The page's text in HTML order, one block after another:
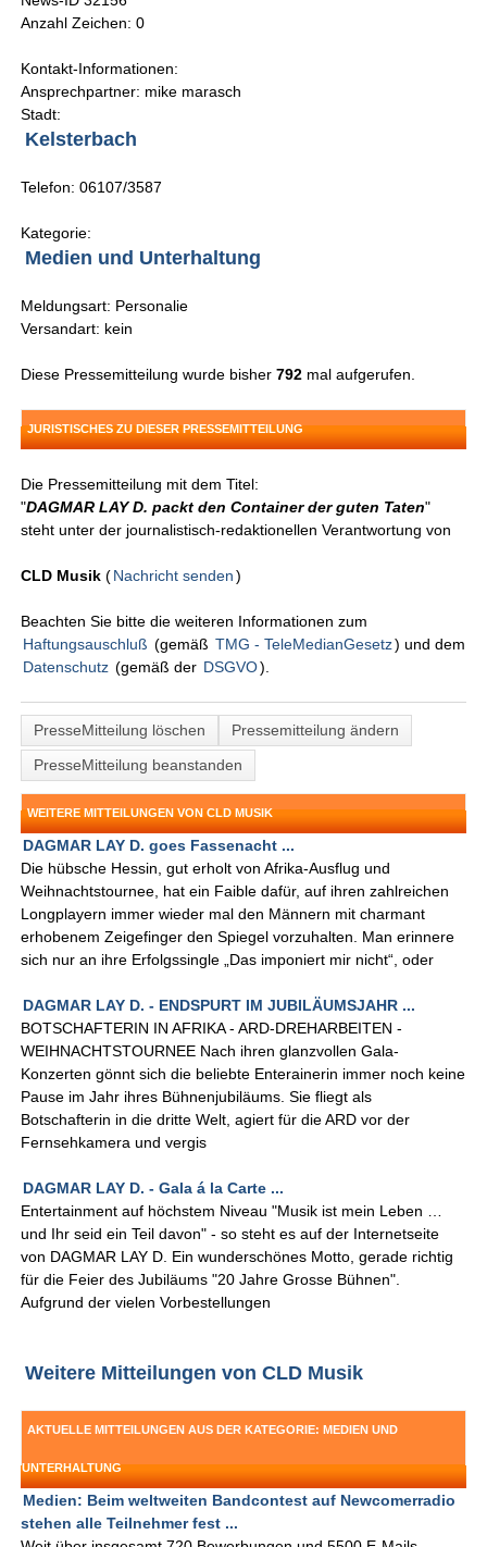
Anzahl Zeichen: 0
Kontakt-Informationen:
Ansprechpartner: mike marasch
Stadt:
Kelsterbach
Telefon: 06107/3587
Kategorie:
Medien und Unterhaltung
Meldungsart: Personalie
Versandart: kein
Diese Pressemitteilung wurde bisher792 mal aufgerufen.
JURISTISCHES ZU DIESER PRESSEMITTEILUNG
Die Pressemitteilung mit dem Titel:
"DAGMAR LAY D. packt den Container der guten Taten"
steht unter der journalistisch-redaktionellen Verantwortung von
CLD Musik (Nachricht senden )
Beachten Sie bitte die weiteren Informationen zum
Haftungsauschluß (gemäß TMG - TeleMedianGesetz) und dem
Datenschutz (gemäß der DSGVO).
PresseMitteilung löschen
Pressemitteilung ändern
PresseMitteilung beanstanden
WEITERE MITTEILUNGEN VON CLD MUSIK
DAGMAR LAY D. goes Fassenacht ...
Die hübsche Hessin, gut erholt von Afrika-Ausflug und
Weihnachtstournee, hat ein Faible dafür, auf ihren zahlreichen
Longplayern immer wieder mal den Männern mit charmant
erhobenem Zeigefinger den Spiegel vorzuhalten. Man erinnere
sich nur an ihre Erfolgssingle „Das imponiert mir nicht“, oder
DAGMAR LAY D. - ENDSPURT IM JUBILÄUMSJAHR ...
BOTSCHAFTERIN IN AFRIKA - ARD-DREHARBEITEN -
WEIHNACHTSTOURNEE Nach ihren glanzvollen Gala-
Konzerten gönnt sich die beliebte Enterainerin immer noch keine
Pause im Jahr ihres Bühnenjubiläums. Sie fliegt als
Botschafterin in die dritte Welt, agiert für die ARD vor der
Fernsehkamera und vergis
DAGMAR LAY D. - Gala á la Carte ...
Entertainment auf höchstem Niveau "Musik ist mein Leben …
und Ihr seid ein Teil davon" - so steht es auf der Internetseite
von DAGMAR LAY D. Ein wunderschönes Motto, gerade richtig
für die Feier des Jubiläums "20 Jahre Grosse Bühnen".
Aufgrund der vielen Vorbestellungen
Weitere Mitteilungen von CLD Musik
AKTUELLE MITTEILUNGEN AUS DER KATEGORIE: MEDIEN UND
UNTERHALTUNG
Medien: Beim weltweiten Bandcontest auf Newcomerradio
stehen alle Teilnehmer fest ...